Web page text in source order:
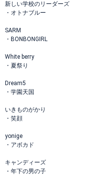
新しい学校のリーダーズ
・オトナブルー
SARM
・BONBONGIRL
White berry
・夏祭り
Dream5
・学園天国
いきものがかり
・笑顔
yonige
・アボカド
キャンディーズ
・年下の男の子